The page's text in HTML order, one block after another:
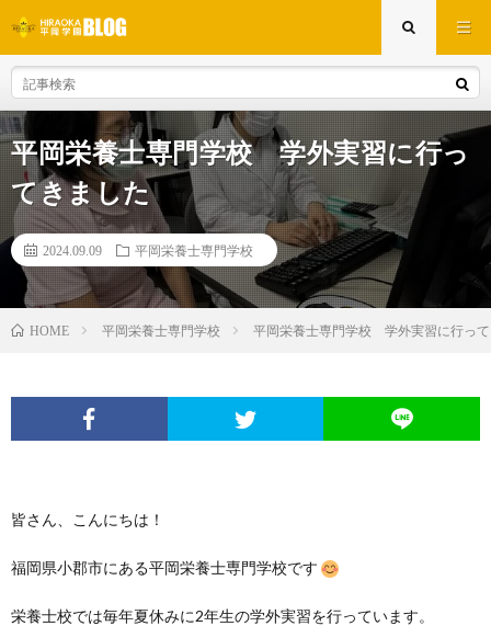
平岡栄養士専門学校 学外実習に行っ
てきました
2024.09.09 平岡栄養士専門学校
HOME 平岡栄養士専門学校 平岡栄養士専門学校 学外実習に行っ
皆さん、こんにちは！
福岡県小郡市にある平岡栄養士専門学校です
栄養士校では毎年夏休みに2年生の学外実習を行っています。